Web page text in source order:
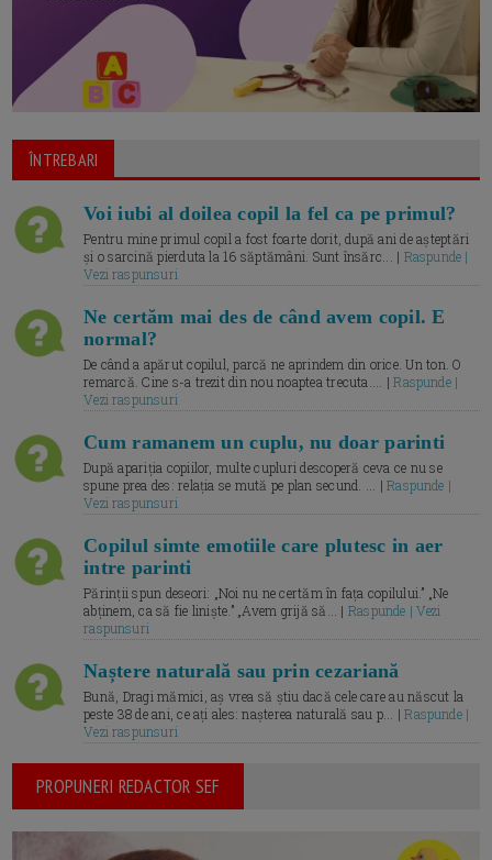
ÎNTREBARI
Voi iubi al doilea copil la fel ca pe primul?
Pentru mine primul copil a fost foarte dorit, după ani de așteptări
și o sarcină pierduta la 16 săptămâni. Sunt însărc... | Raspunde |
Vezi raspunsuri
Ne certăm mai des de când avem copil. E
normal?
De când a apărut copilul, parcă ne aprindem din orice. Un ton. O
remarcă. Cine s-a trezit din nou noaptea trecuta.... |Raspunde |
Vezi raspunsuri
Cum ramanem un cuplu, nu doar parinti
După apariția copiilor, multe cupluri descoperă ceva ce nu se
spune prea des: relația se mută pe plan secund. ... |Raspunde |
Vezi raspunsuri
Copilul simte emotiile care plutesc in aer
intre parinti
Părinții spun deseori: „Noi nu ne certăm în fața copilului.” „Ne
abținem, ca să fie liniște.” „Avem grijă să... | Raspunde | Vezi
raspunsuri
Naștere naturală sau prin cezariană
Bună, Dragi mămici, aș vrea să știu dacă cele care au născut la
peste 38 de ani, ce ați ales: nașterea naturală sau p... |Raspunde |
Vezi raspunsuri
PROPUNERI REDACTOR SEF